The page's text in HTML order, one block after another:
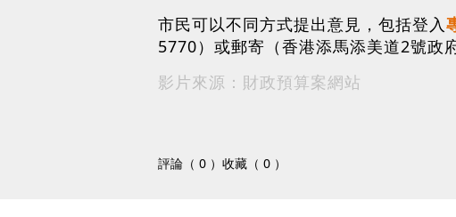
市民可以不同方式提出意見，包括登入
5770）或郵寄（香港添馬添美道2號政
影片來源：財政預算案網站
評論（ 0 ） 收藏（ 0 ）